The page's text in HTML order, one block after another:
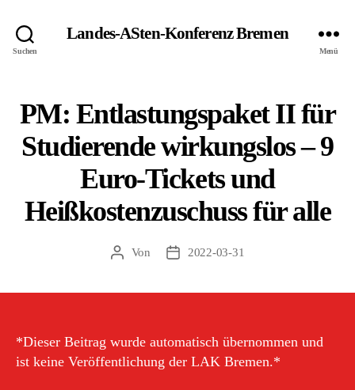
Suchen
Landes-ASten-Konferenz Bremen
Menü
PM: Entlastungspaket II für
Studierende wirkungslos – 9
Euro-Tickets und
Heißkostenzuschuss für alle
Beitragsautor
Von Veröffentlichungsdatum
2022-03-31
*Dieser Beitrag wurde automatisch übernommen und
ist keine Veröffentlichung der LAK Bremen.*